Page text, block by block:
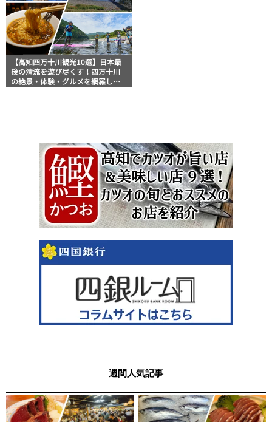
【高知四万十川観光10選】日本最
後の清流を遊び尽くす！四万十川
の絶景・体験・グルメを網羅した
週間人気記事